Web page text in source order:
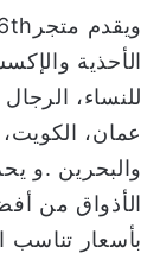
الأحذية
للنساء،
عمان،
والبحرين .و
الأذواق من
بأسعار تناسب